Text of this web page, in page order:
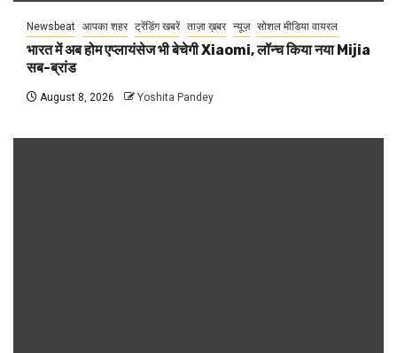
Newsbeat आपका शहर ट्रेंडिंग खबरें ताज़ा ख़बर न्यूज़ सोशल मीडिया वायरल
भारत में अब होम एप्लायंसेज भी बेचेगी Xiaomi, लॉन्च किया नया Mijia
सब-ब्रांड
August 8, 2026 Yoshita Pandey